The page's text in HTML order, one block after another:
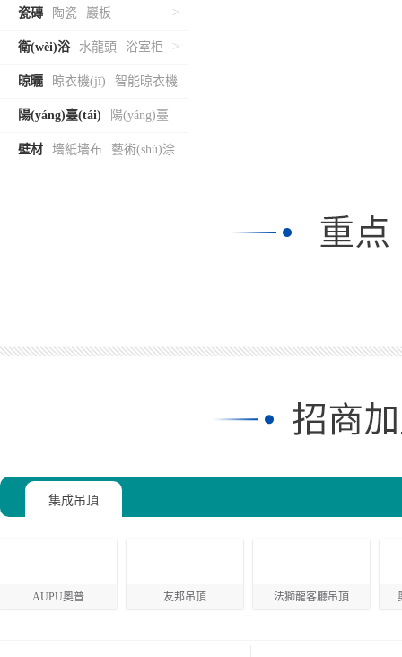
瓷磚 陶瓷 巖板 >
衛(wèi)浴 水龍頭 浴室柜 >
晾曬 晾衣機(jī) 智能晾衣機
(jī)陽(yáng)臺(tái) 陽(yáng)臺
(tái)定制 洗衣柜 >
壁材 墻紙墻布 藝術(shù)涂
集成吊頂
AUPU奧普 友邦吊頂 法獅龍客廳吊頂